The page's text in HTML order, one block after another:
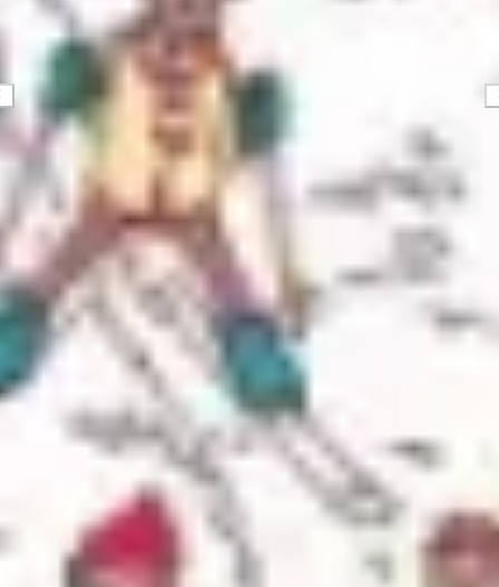
Strategia i planowanie